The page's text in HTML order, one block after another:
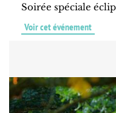
Soirée spéciale
Voir cet événement